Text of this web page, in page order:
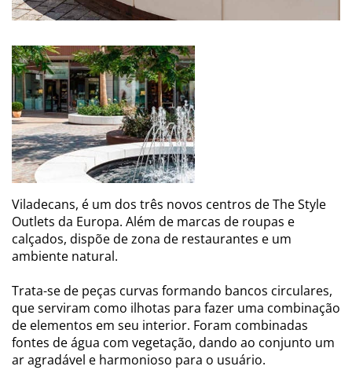
Viladecans, é um dos três novos centros de The Style
Outlets da Europa. Além de marcas de roupas e
calçados, dispõe de zona de restaurantes e um
ambiente natural.
Trata-se de peças curvas formando bancos circulares,
que serviram como ilhotas para fazer uma combinação
de elementos em seu interior. Foram combinadas
fontes de água com vegetação, dando ao conjunto um
ar agradável e harmonioso para o usuário.